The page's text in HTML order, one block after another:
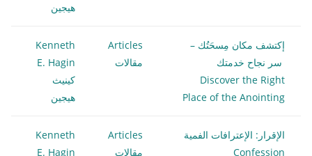
هيجين
إكتشف مكان مِسحَتُك –
سر نجاح خدمتك
Discover the Right
Place of the Anointing
Articles
مقالات
Kenneth
E. Hagin
كينيث
هيجين
الإقرار: الإعترافات الفمية
Confession
Articles
مقالات
Kenneth
E. Hagin